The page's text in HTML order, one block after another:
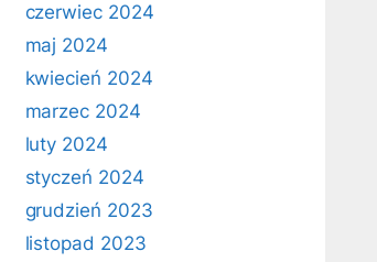
czerwiec 2024
maj 2024
kwiecień 2024
marzec 2024
luty 2024
styczeń 2024
grudzień 2023
listopad 2023